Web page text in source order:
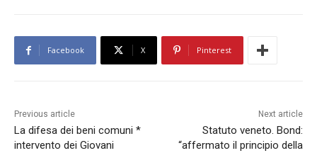
Facebook X Pinterest
Previous article
La difesa dei beni comuni *
intervento dei Giovani
Next article
Statuto veneto. Bond:
“affermato il principio della